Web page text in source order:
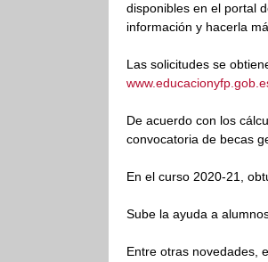
disponibles en el portal
información y hacerla
Las solicitudes se
De acuerdo con los
convocatoria de becas
En el curso 2020-21,
Sube la ayuda a
Entre otras novedades,